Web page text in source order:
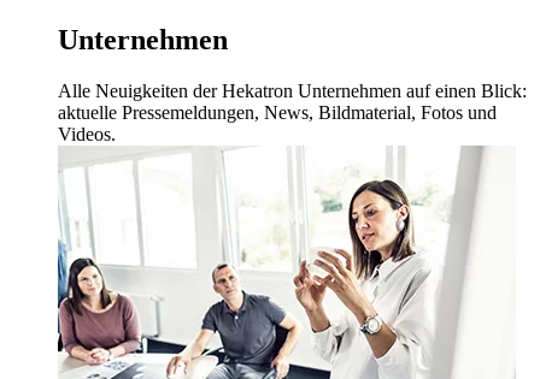
Unternehmen
Alle Neuigkeiten der Hekatron Unternehmen auf einen Blick:
aktuelle Pressemeldungen, News, Bildmaterial, Fotos und
Videos.